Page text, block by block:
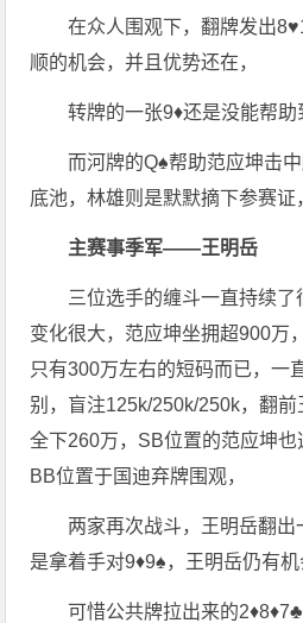
在众人围观下，翻牌发出
顺的机会，并且优势还在，
转牌的一张9♦️还是没能帮助
而河牌的Q♠️帮助范应坤击
底池，林雄则是默默摘下参赛证
主赛事季军——王明岳
三位选手的缠斗一直持续
变化很大，范应坤坐拥超900万
只有300万左右的短码而已，一
别，盲注125k/250k/250k，翻
全下260万，SB位置的范应坤也
BB位置于国迪弃牌围观，
两家再次战斗，王明岳翻出
是拿着手对9♦️9♠️，王明岳仍有机
可惜公共牌拉出来的